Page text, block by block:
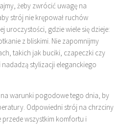
żeby zwrócić uwagę na
strój nie krępował ruchów
uroczystości, gdzie wiele się dzieje:
z bliskimi. Nie zapomnijmy
takich jak buciki, czapeczki czy
stylizacji eleganckiego
warunki pogodowe tego dnia, by
Odpowiedni strój na chrzciny
wszystkim komfortu i